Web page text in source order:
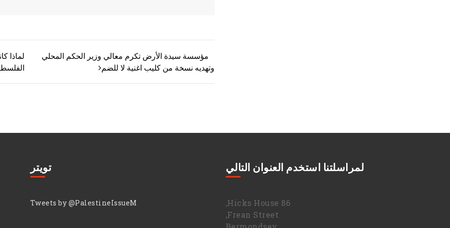
تصفّح المقالات
لماذا
مؤسسة سيدة الأرض تكرم معالي وزير الحكم المحلي
وتهديه نسخة من كليب اغنية لا للضم
تويتر
Tweets by @PalestineIssueM
لمراسلتنا استخدم العنوان التالي
86 Hicks House,
Frean Street,